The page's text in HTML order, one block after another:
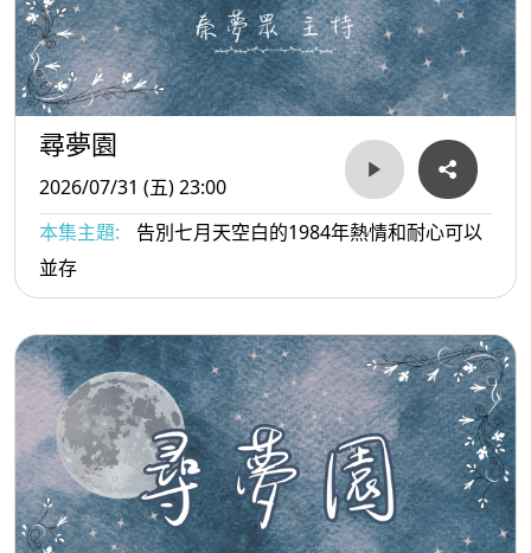
尋夢園
2026/07/31 (五) 23:00
本集主題:
告別七月天空白的1984年熱情和耐心可以
並存